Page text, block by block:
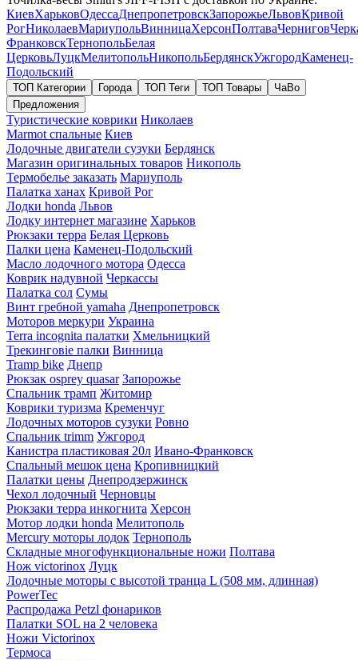
КиевХарьковОдессаДнепропетровскЗапорожьеЛьвовКривой
РогНиколаевМариупольВинницаХерсонПолтаваЧернигов
ФранковскТернопольБелая
ЦерковьЛуцкМелитопольНикопольБердянскУжгородКаменец-
Подольский
ТОП Категории Города ТОП Теги ТОП Товары
ЧаВо
Предложения
Туристические коврики Николаев
Marmot спальные Киев
Лодочные двигатели сузуки Бердянск
Магазин оригинальных товаров Никополь
Термобелье заказать Мариуполь
Палатка ханах Кривой Рог
Лодки honda Львов
Лодку интернет магазине Харьков
Рюкзаки терра Белая Церковь
Палки цена Каменец-Подольский
Масло лодочного мотора Одесса
Коврик надувной Черкассы
Палатка сол Сумы
Винт гребной yamaha Днепропетровск
Моторов меркури Украина
Terra incognita палатки Хмельницкий
Трекинговіе палки Винница
Tramp bike Днепр
Рюкзак osprey quasar Запорожье
Спальник трамп Житомир
Коврики туризма Кременчуг
Лодочных моторов сузуки Ровно
Спальник trimm Ужгород
Канистра пластиковая 20л Ивано-Франковск
Спальный мешок цена Кропивницкий
Палатки цены Днепродзержинск
Чехол лодочный Черновцы
Рюкзаки терра инкогнита Херсон
Мотор лодки honda Мелитополь
Mercury моторы лодок Тернополь
Складные многофункциональные ножи Полтава
Нож victorinox Луцк
Лодочные моторы с высотой транца L (508 мм, длинная)
PowerTec
Распродажа Petzl фонариков
Палатки SOL на 2 человека
Ножи Victorinox
Термоса